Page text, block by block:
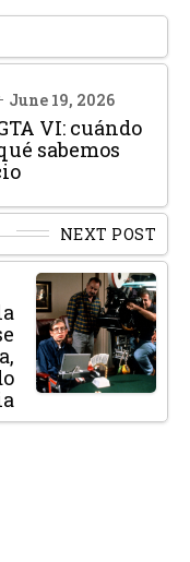
June 19, 2026
VI: cuándo
sabemos
NEXT POST